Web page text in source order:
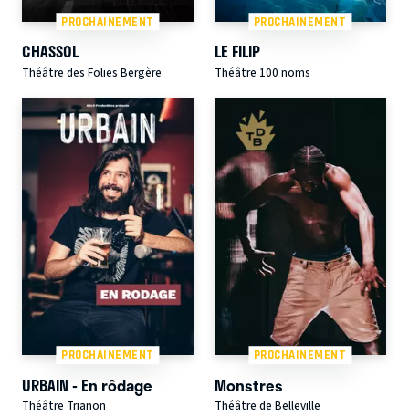
PROCHAINEMENT
CHASSOL
Théâtre des Folies Bergère
PROCHAINEMENT
LE FILIP
Théâtre 100 noms
PROCHAINEMENT
URBAIN - En rôdage
Théâtre Trianon
PROCHAINEMENT
Monstres
Théâtre de Belleville